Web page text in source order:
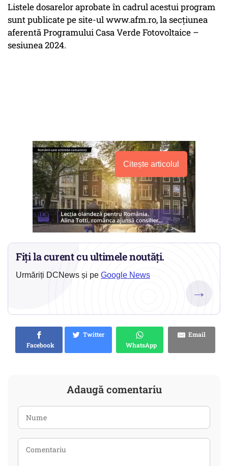
Listele dosarelor aprobate în cadrul acestui program
sunt publicate pe site-ul www.afm.ro, la secțiunea
aferentă Programului Casa Verde Fotovoltaice –
sesiunea 2024.
Citește articolul
Fiți la curent cu ultimele noutăți.
Urmăriți DCNews și pe Google News
→
Facebook
Twitter
WhatsApp
Email
Adaugă comentariu